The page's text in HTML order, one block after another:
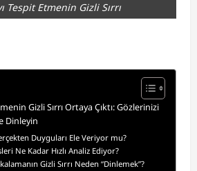
Tespit Etmenin Gizli Sırrı
Gizli Sırrı Ortaya Çıktı: Gözlerinizi
Dinleyin
Duyguları Ele Veriyor mu?
Ne Kadar Hızlı Analiz Ediyor?
Gizli Sırrı Neden “Dinlemek”?